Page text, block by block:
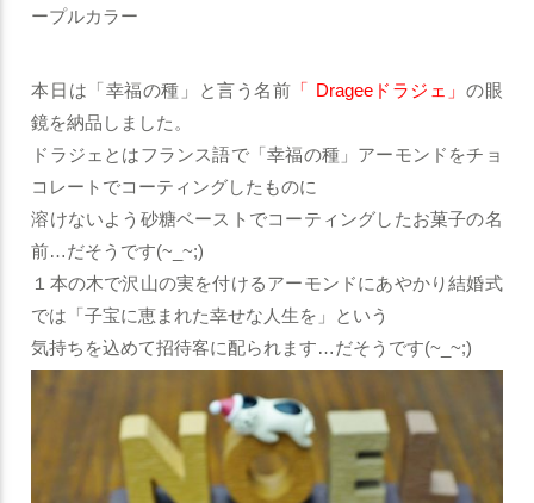
ープルカラー
本日は「幸福の種」と言う名前 「 Drageeドラジェ」 の眼
鏡を納品しました。
ドラジェとはフランス語で「幸福の種」 アーモンドをチョ
コレートでコーティングしたものに
溶けないよう砂糖ベーストでコーティングしたお菓子の名
前…だそうです(~_~;)
１本の木で沢山の実を付けるアーモンドにあやかり結婚式
では「子宝に恵まれた幸せな人生を」という
気持ちを込めて招待客に配られます…だそうです(~_~;)